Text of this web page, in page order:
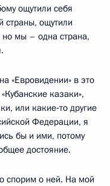
ощутили себя
ощутили
но мы – одна страна,
«Евровидении» в это
казаки»,
или какие‑то другие
Федерации, я
бы и ими, потому
достояние.
спорим о ней. На мой